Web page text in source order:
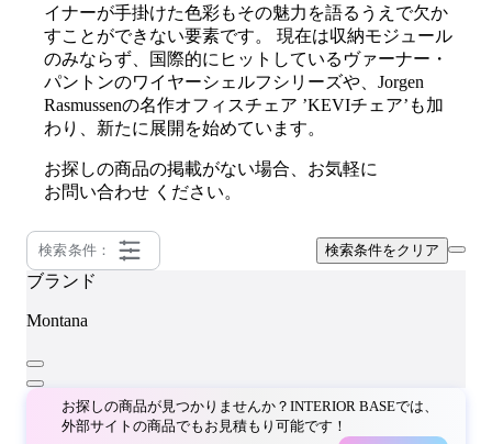
イナーが手掛けた色彩もその魅力を語るうえで欠か
すことができない要素です。 現在は収納モジュール
のみならず、国際的にヒットしているヴァーナー・
パントンのワイヤーシェルフシリーズや、Jorgen
Rasmussenの名作オフィスチェア ’KEVIチェア’も加
わり、新たに展開を始めています。
お探しの商品の掲載がない場合、お気軽に
お問い合わせ ください。
検索条件： 検索条件をクリア
ブランド
Montana
お探しの商品が見つかりませんか？INTERIOR BASEでは、
外部サイトの商品でもお見積もり可能です！